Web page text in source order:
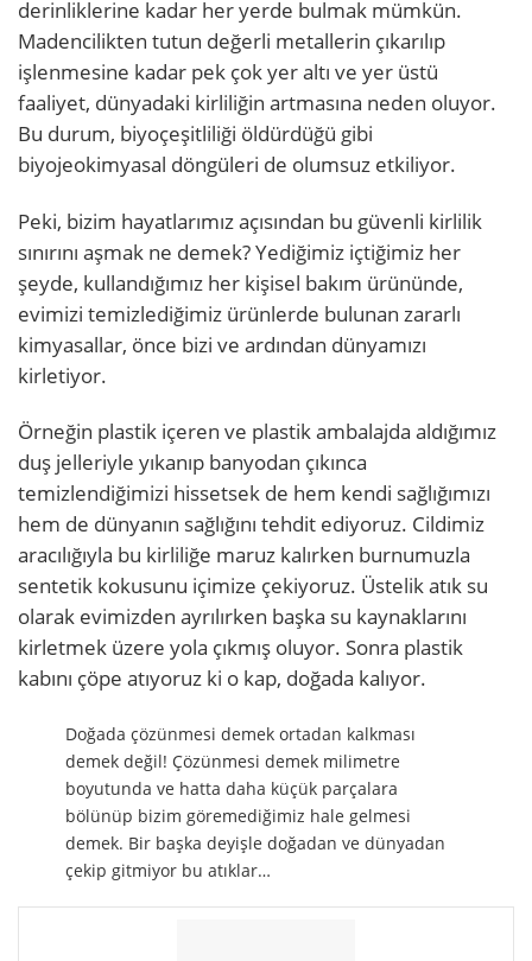
derinliklerine kadar her yerde bulmak mümkün.
Madencilikten tutun değerli metallerin çıkarılıp
işlenmesine kadar pek çok yer altı ve yer üstü
faaliyet, dünyadaki kirliliğin artmasına neden oluyor.
Bu durum, biyoçeşitliliği öldürdüğü gibi
biyojeokimyasal döngüleri de olumsuz etkiliyor.
Peki, bizim hayatlarımız açısından bu güvenli kirlilik
sınırını aşmak ne demek? Yediğimiz içtiğimiz her
şeyde, kullandığımız her kişisel bakım ürününde,
evimizi temizlediğimiz ürünlerde bulunan zararlı
kimyasallar, önce bizi ve ardından dünyamızı
kirletiyor.
Örneğin plastik içeren ve plastik ambalajda aldığımız
duş jelleriyle yıkanıp banyodan çıkınca
temizlendiğimizi hissetsek de hem kendi sağlığımızı
hem de dünyanın sağlığını tehdit ediyoruz. Cildimiz
aracılığıyla bu kirliliğe maruz kalırken burnumuzla
sentetik kokusunu içimize çekiyoruz. Üstelik atık su
olarak evimizden ayrılırken başka su kaynaklarını
kirletmek üzere yola çıkmış oluyor. Sonra plastik
kabını çöpe atıyoruz ki o kap, doğada kalıyor.
Doğada çözünmesi demek ortadan kalkması
demek değil! Çözünmesi demek milimetre
boyutunda ve hatta daha küçük parçalara
bölünüp bizim göremediğimiz hale gelmesi
demek. Bir başka deyişle doğadan ve dünyadan
çekip gitmiyor bu atıklar…